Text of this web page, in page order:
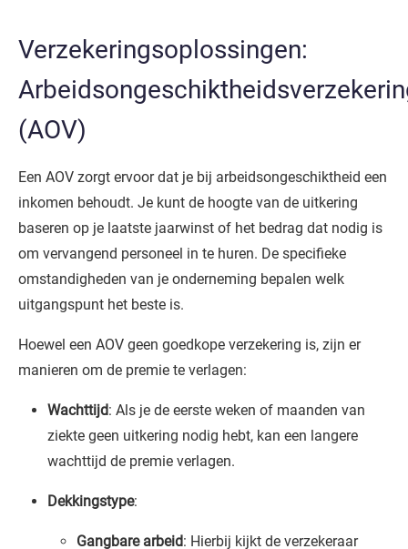
Verzekeringsoplossingen:
(AOV)
Een AOV zorgt ervoor dat je bij arbeidsongeschiktheid een
inkomen behoudt. Je kunt de hoogte van de uitkering
baseren op je laatste jaarwinst of het bedrag dat nodig is
om vervangend personeel in te huren. De specifieke
omstandigheden van je onderneming bepalen welk
uitgangspunt het beste is.
Hoewel een AOV geen goedkope verzekering is, zijn er
manieren om de premie te verlagen:
Wachttijd: Als je de eerste weken of maanden van
ziekte geen uitkering nodig hebt, kan een langere
wachttijd de premie verlagen.
Dekkingstype:
Gangbare arbeid: Hierbij kijkt de verzekeraar